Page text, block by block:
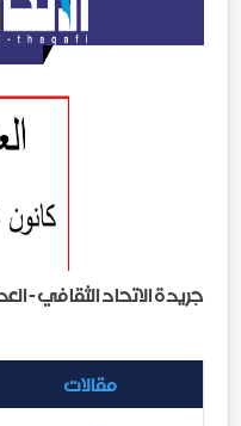
جريدة الاتحاد الثقافي -
مقالات